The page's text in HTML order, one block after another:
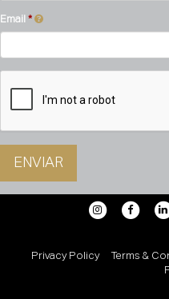
Email
ENVIAR
Privacy Policy Terms &